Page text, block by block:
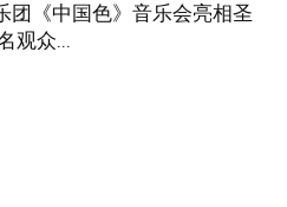
团《中国色》音乐会亮相圣
观众...